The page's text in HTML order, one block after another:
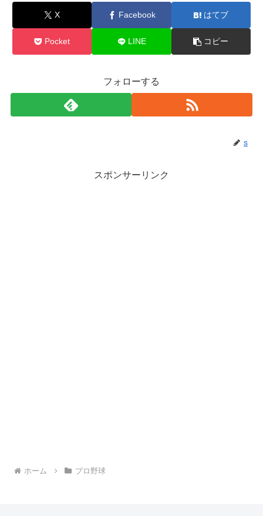
X Facebook はてブ
Pocket LINE コピー
フォローする
s
スポンサーリンク
ホーム プロ野球